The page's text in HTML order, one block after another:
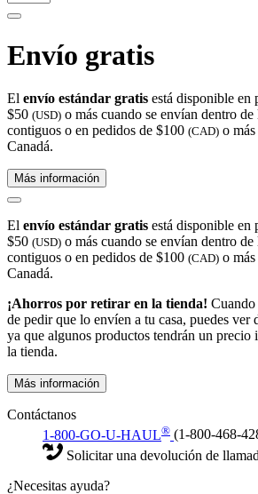
Envío gratis
El envío estándar gratis está disponible en
$50 (USD) o más cuando se envían dentro
contiguos o en pedidos de $100 (CAD) o
Canadá.
Más información
El envío estándar gratis está disponible en
$50 (USD) o más cuando se envían dentro
contiguos o en pedidos de $100 (CAD) o
Canadá.
¡Ahorros por retirar en la tienda!
de pedir que lo envíen a tu casa, puedes ver
ya que algunos productos tendrán un precio
la tienda.
Más información
Contáctanos
1-800-GO-U-HAUL® (1-800-468-
Solicitar una devolución de
¿Necesitas ayuda?